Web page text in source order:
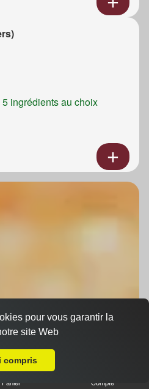
ingrédients au choix
Panier Compte
pour vous garantir la
site Web
compris